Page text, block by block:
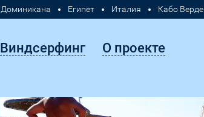
Доминикана Египет Италия Кабо Верде
Виндсерфинг О проекте